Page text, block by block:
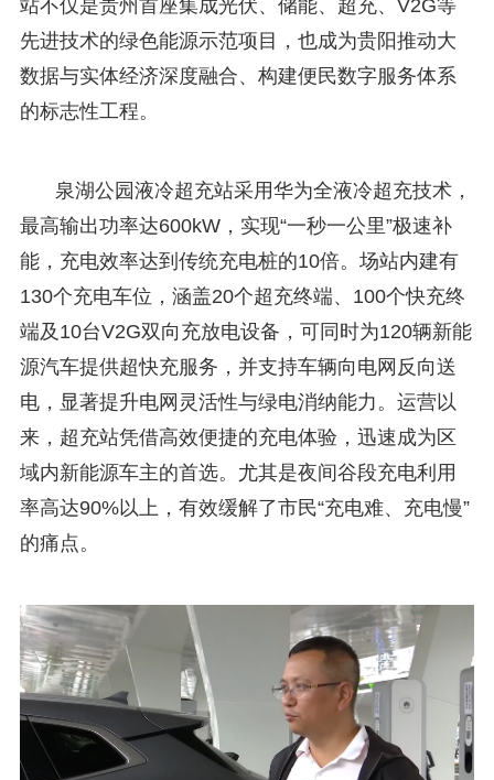
站不仅是贵州首座集成光伏、储能、超充、V2G等
先进技术的绿色能源示范项目，也成为贵阳推动大
数据与实体经济深度融合、构建便民数字服务体系
的标志性工程。
泉湖公园液冷超充站采用华为全液冷超充技术，
最高输出功率达600kW，实现“一秒一公里”极速补
能，充电效率达到传统充电桩的10倍。场站内建有
130个充电车位，涵盖20个超充终端、100个快充终
端及10台V2G双向充放电设备，可同时为120辆新能
源汽车提供超快充服务，并支持车辆向电网反向送
电，显著提升电网灵活性与绿电消纳能力。运营以
来，超充站凭借高效便捷的充电体验，迅速成为区
域内新能源车主的首选。尤其是夜间谷段充电利用
率高达90%以上，有效缓解了市民“充电难、充电慢”
的痛点。